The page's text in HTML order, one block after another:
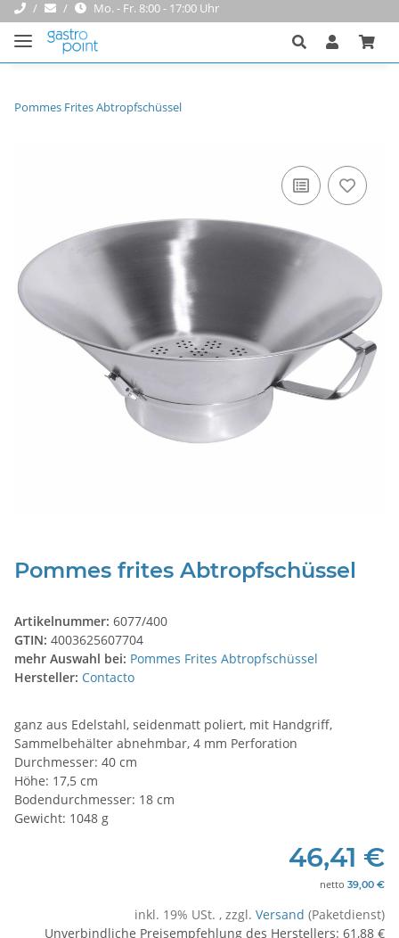
Mo. - Fr. 8:00 - 17:00 Uhr
Pommes Frites Abtropfschüssel
Pommes frites Abtropfschüssel
Artikelnummer: 6077/400
GTIN: 4003625607704
mehr Auswahl bei: Pommes Frites Abtropfschüssel
Hersteller: Contacto
ganz aus Edelstahl, seidenmatt poliert, mit Handgriff,
Sammelbehälter abnehmbar, 4 mm Perforation
Durchmesser: 40 cm
Höhe: 17,5 cm
Bodendurchmesser: 18 cm
Gewicht: 1048 g
46,41 €
netto 39,00 €
inkl. 19% USt. , zzgl. Versand (Paketdienst)
Unverbindliche Preisempfehlung des Herstellers: 61,88 €